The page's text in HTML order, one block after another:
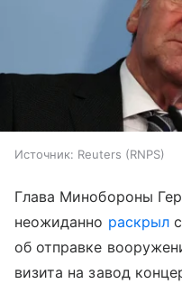
Источник: Reuters (RNPS)
Глава Минобороны
неожиданно раскрыл
об отправке
визита на завод